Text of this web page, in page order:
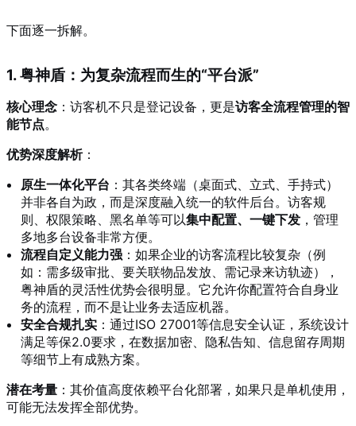
下面逐一拆解。
1. 粤神盾：为复杂流程而生的“平台派”
核心理念 ：访客机不只是登记设备，更是访客全流程管理的智
能节点。
优势深度解析：
原生一体化平台 ：其各类终端（桌面式、立式、手持式）
并非各自为政，而是深度融入统一的软件后台。访客规
则、权限策略、黑名单等可以集中配置、一键下发 ，管理
多地多台设备非常方便。
流程自定义能力强 ：如果企业的访客流程比较复杂（例
如：需多级审批、要关联物品发放、需记录来访轨迹），
粤神盾的灵活性优势会很明显。它允许你配置符合自身业
务的流程，而不是让业务去适应机器。
安全合规扎实 ：通过ISO 27001等信息安全认证，系统设计
满足等保2.0要求，在数据加密、隐私告知、信息留存周期
等细节上有成熟方案。
潜在考量 ：其价值高度依赖平台化部署，如果只是单机使用，
可能无法发挥全部优势。